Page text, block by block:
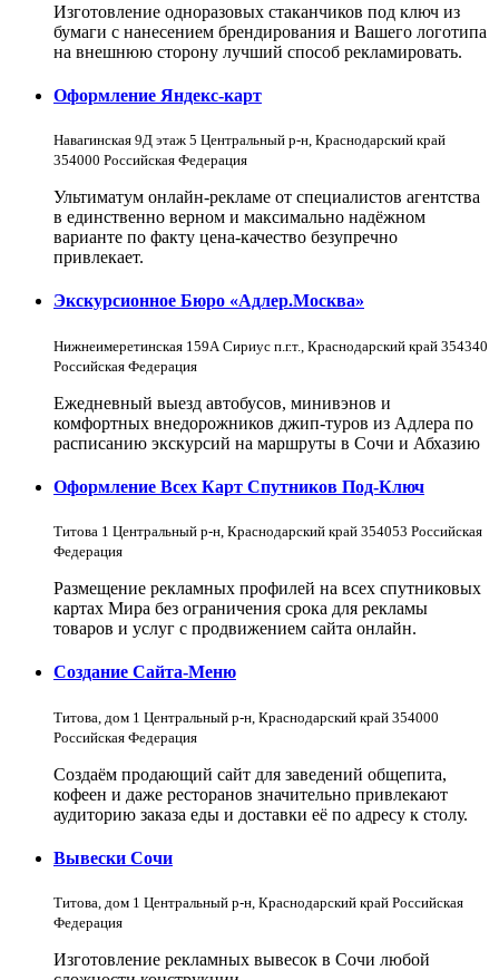
Изготовление одноразовых стаканчиков под ключ из
бумаги с нанесением брендирования и Вашего логотипа
на внешнюю сторону лучший способ рекламировать.
Оформление Яндекс-карт
Навагинская 9Д этаж 5 Центральный р-н, Краснодарский край
354000 Российская Федерация
Ультиматум онлайн-рекламе от специалистов агентства
в единственно верном и максимально надёжном
варианте по факту цена-качество безупречно
привлекает.
Экскурсионное Бюро «Адлер.Москва»
Нижнеимеретинская 159А Сириус п.г.т., Краснодарский край 354340
Российская Федерация
Ежедневный выезд автобусов, минивэнов и
комфортных внедорожников джип-туров из Адлера по
расписанию экскурсий на маршруты в Сочи и Абхазию
Оформление Всех Карт Спутников Под-Ключ
Титова 1 Центральный р-н, Краснодарский край 354053 Российская
Федерация
Размещение рекламных профилей на всех спутниковых
картах Мира без ограничения срока для рекламы
товаров и услуг с продвижением сайта онлайн.
Создание Сайта-Меню
Титова, дом 1 Центральный р-н, Краснодарский край 354000
Российская Федерация
Создаём продающий сайт для заведений общепита,
кофеен и даже ресторанов значительно привлекают
аудиторию заказа еды и доставки её по адресу к столу.
Вывески Сочи
Титова, дом 1 Центральный р-н, Краснодарский край Российская
Федерация
Изготовление рекламных вывесок в Сочи любой